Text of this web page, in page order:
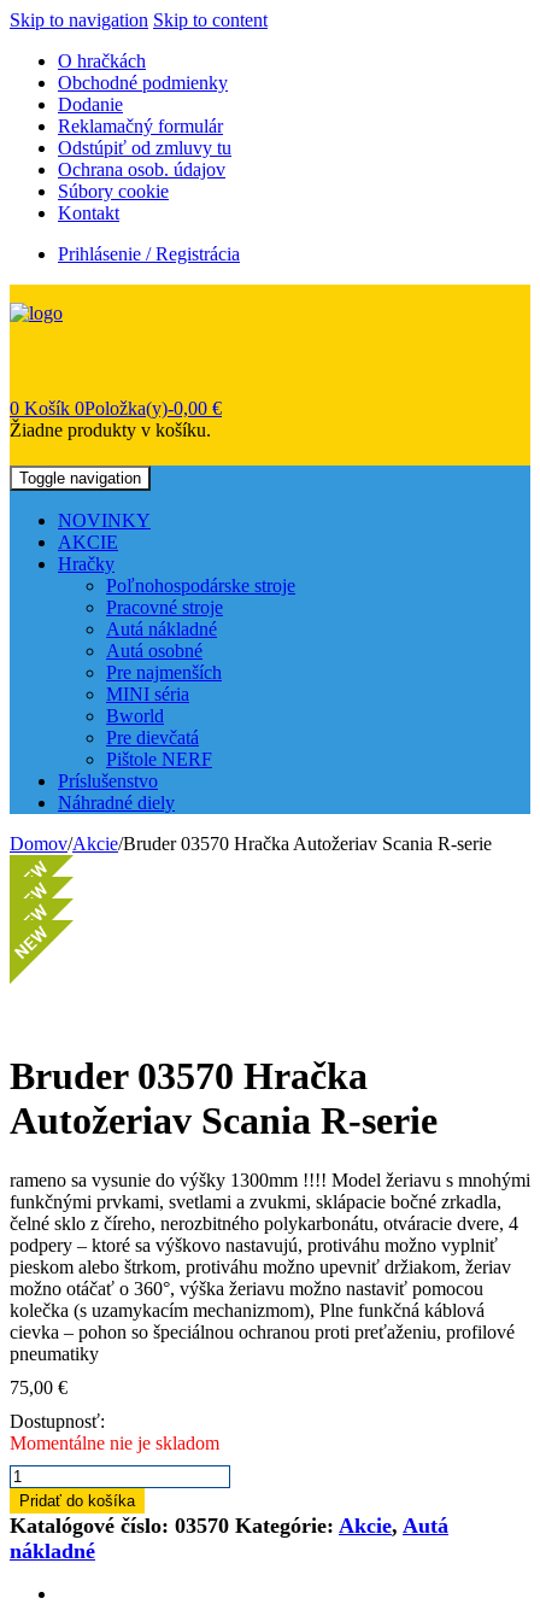
Skip to navigation Skip to content
O hračkách
Obchodné podmienky
Dodanie
Reklamačný formulár
Odstúpiť od zmluvy tu
Ochrana osob. údajov
Súbory cookie
Kontakt
Prihlásenie / Registrácia
0 Košík 0Položka(y)-0,00 €
Žiadne produkty v košíku.
Toggle navigation
NOVINKY
AKCIE
Hračky
Poľnohospodárske stroje
Pracovné stroje
Autá nákladné
Autá osobné
Pre najmenších
MINI séria
Bworld
Pre dievčatá
Pištole NERF
Príslušenstvo
Náhradné diely
Domov/Akcie/Bruder 03570 Hračka Autožeriav Scania R-serie
Bruder 03570 Hračka
Autožeriav Scania R-serie
rameno sa vysunie do výšky 1300mm !!!! Model žeriavu s mnohými
funkčnými prvkami, svetlami a zvukmi, sklápacie bočné zrkadla,
čelné sklo z číreho, nerozbitného polykarbonátu, otváracie dvere, 4
podpery – ktoré sa výškovo nastavujú, protiváhu možno vyplniť
pieskom alebo štrkom, protiváhu možno upevniť držiakom, žeriav
možno otáčať o 360°, výška žeriavu možno nastaviť pomocou
kolečka (s uzamykacím mechanizmom), Plne funkčná káblová
cievka – pohon so špeciálnou ochranou proti preťaženiu, profilové
pneumatiky
75,00 €
Dostupnosť:
Momentálne nie je skladom
množstvo
Bruder
03570
Hračka
Autožeriav
Pridať do košíka
Katalógové číslo: 03570 Kategórie: Akcie, Autá
nákladné